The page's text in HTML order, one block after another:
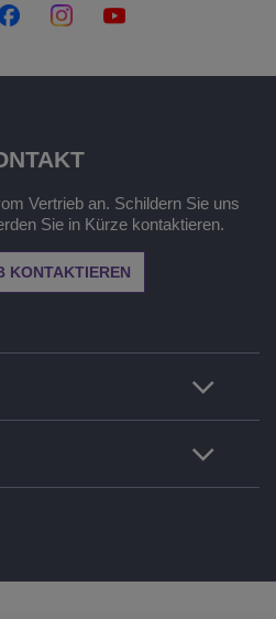
Vertrieb an. Schildern Sie uns
Sie in Kürze kontaktieren.
KONTAKTIEREN